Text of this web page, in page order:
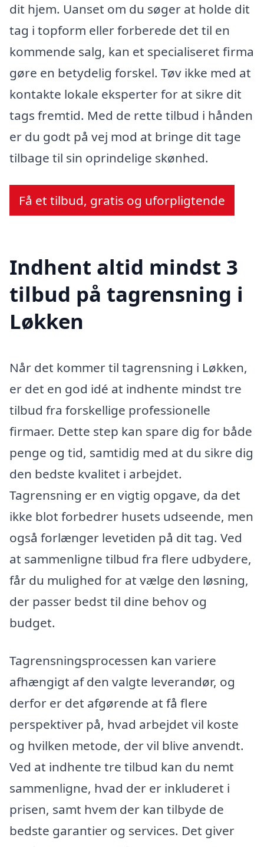
dit hjem. Uanset om du søger at holde dit
tag i topform eller forberede det til en
kommende salg, kan et specialiseret firma
gøre en betydelig forskel. Tøv ikke med at
kontakte lokale eksperter for at sikre dit
tags fremtid. Med de rette tilbud i hånden
er du godt på vej mod at bringe dit tage
tilbage til sin oprindelige skønhed.
Få et tilbud, gratis og uforpligtende
Indhent altid mindst 3
tilbud på tagrensning i
Løkken
Når det kommer til tagrensning i Løkken,
er det en god idé at indhente mindst tre
tilbud fra forskellige professionelle
firmaer. Dette step kan spare dig for både
penge og tid, samtidig med at du sikre dig
den bedste kvalitet i arbejdet.
Tagrensning er en vigtig opgave, da det
ikke blot forbedrer husets udseende, men
også forlænger levetiden på dit tag. Ved
at sammenligne tilbud fra flere udbydere,
får du mulighed for at vælge den løsning,
der passer bedst til dine behov og
budget.
Tagrensningsprocessen kan variere
afhængigt af den valgte leverandør, og
derfor er det afgørende at få flere
perspektiver på, hvad arbejdet vil koste
og hvilken metode, der vil blive anvendt.
Ved at indhente tre tilbud kan du nemt
sammenligne, hvad der er inkluderet i
prisen, samt hvem der kan tilbyde de
bedste garantier og services. Det giver